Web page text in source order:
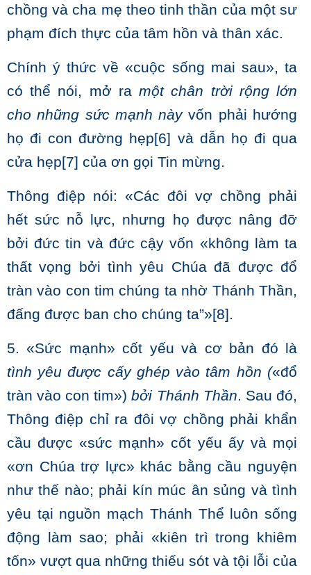
chồng và cha mẹ theo tinh thần của một sư
phạm đích thực của tâm hồn và thân xác.
Chính ý thức về «cuộc sống mai sau», ta
có thể nói, mở ramột chân trời rộng lớn
cho những sức mạnh nàyvốn phải hướng
họ đi con đường hẹp[6] và dẫn họ đi qua
cửa hẹp[7] của ơn gọi Tin mừng.
Thông điệp nói: «Các đôi vợ chồng phải
hết sức nỗ lực, nhưng họ được nâng đỡ
bởi đức tin và đức cậy vốn «không làm ta
thất vọng bởi tình yêu Chúa đã được đổ
tràn vào con tim chúng ta nhờ Thánh Thần,
đấng được ban cho chúng ta”»[8].
5. «Sức mạnh» cốt yếu và cơ bản đó là
tình yêu được cấy ghép vào tâm hồn («đổ
tràn vào con tim»)bởi Thánh Thần. Sau đó,
Thông điệp chỉ ra đôi vợ chồng phải khẩn
cầu được «sức mạnh» cốt yếu ấy và mọi
«ơn Chúa trợ lực» khác bằng cầu nguyện
như thế nào; phải kín múc ân sủng và tình
yêu tại nguồn mạch Thánh Thể luôn sống
động làm sao; phải «kiên trì trong khiêm
tốn» vượt qua những thiếu sót và tội lỗi của